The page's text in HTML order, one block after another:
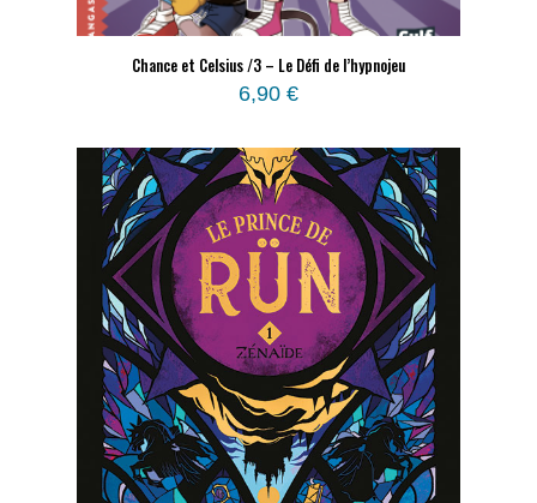
Chance et Celsius /3 – Le Défi de l’hypnojeu
6,90 €